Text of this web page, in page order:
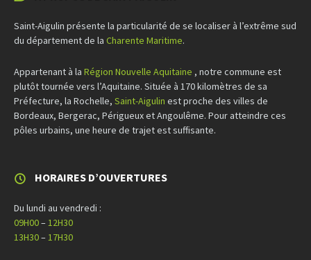
Saint-Aigulin présente la particularité de se localiser à l’extrême sud
du département de la Charente Maritime.
Appartenant à la Région Nouvelle Aquitaine , notre commune est
plutôt tournée vers l’Aquitaine. Située à 170 kilomètres de sa
Préfecture, la Rochelle, Saint-Aigulin est proche des villes de
Bordeaux, Bergerac, Périgueux et Angoulême. Pour atteindre ces
pôles urbains, une heure de trajet est suffisante.
HORAIRES D’OUVERTURES
Du lundi au vendredi :
09H00–12H30
13H30–17H30